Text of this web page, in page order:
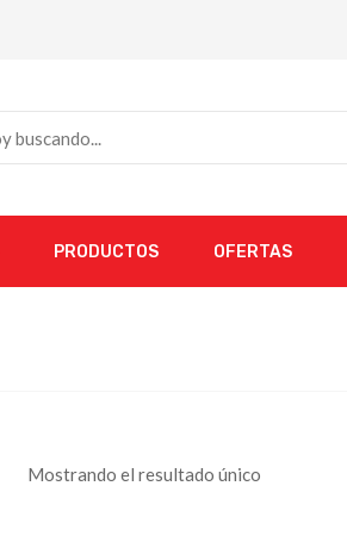
PRODUCTOS OFERTAS
Mostrando el resultado único